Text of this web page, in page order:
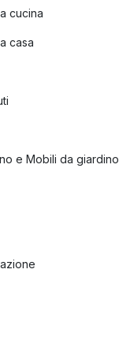
cucina
casa
e Mobili da giardino